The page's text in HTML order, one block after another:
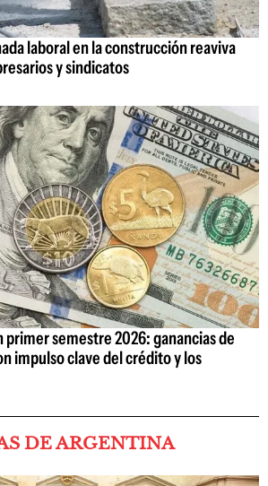
laboral en la construcción reaviva
y sindicatos
primer semestre 2026: ganancias de
impulso clave del crédito y los
DE ARGENTINA